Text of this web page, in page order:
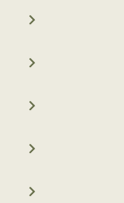
navigate_next
navigate_next
navigate_next
navigate_next
navigate_next